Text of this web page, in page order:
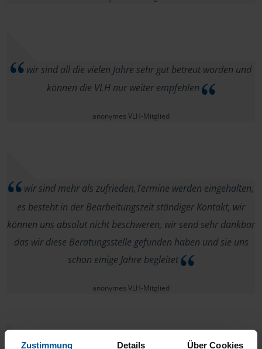
Zustimmung Details Über Cookies
wir sind all die vielen Jahre sehr gut betreut worden und
können die VLH nur weiter empfehlen
anonymes VLH-Mitglied
wir sind mehr als zufrieden,Termine werden eingehalten,
es besteht in der Bearbeitungszeit ständiger Kontakt, wir
können uns absolut nicht beschweren, wir send sehr dankbar
das wir diese Beratungsstelle gefunden haben und sie uns
schon einige Jahre begleitet
anonymes VLH-Mitglied